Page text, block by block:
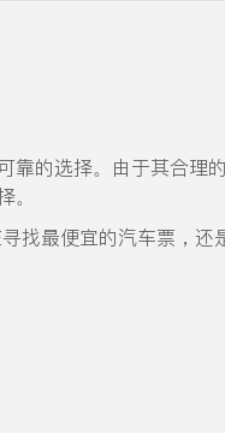
的选择。由于其合理
。
最便宜的汽车票，还